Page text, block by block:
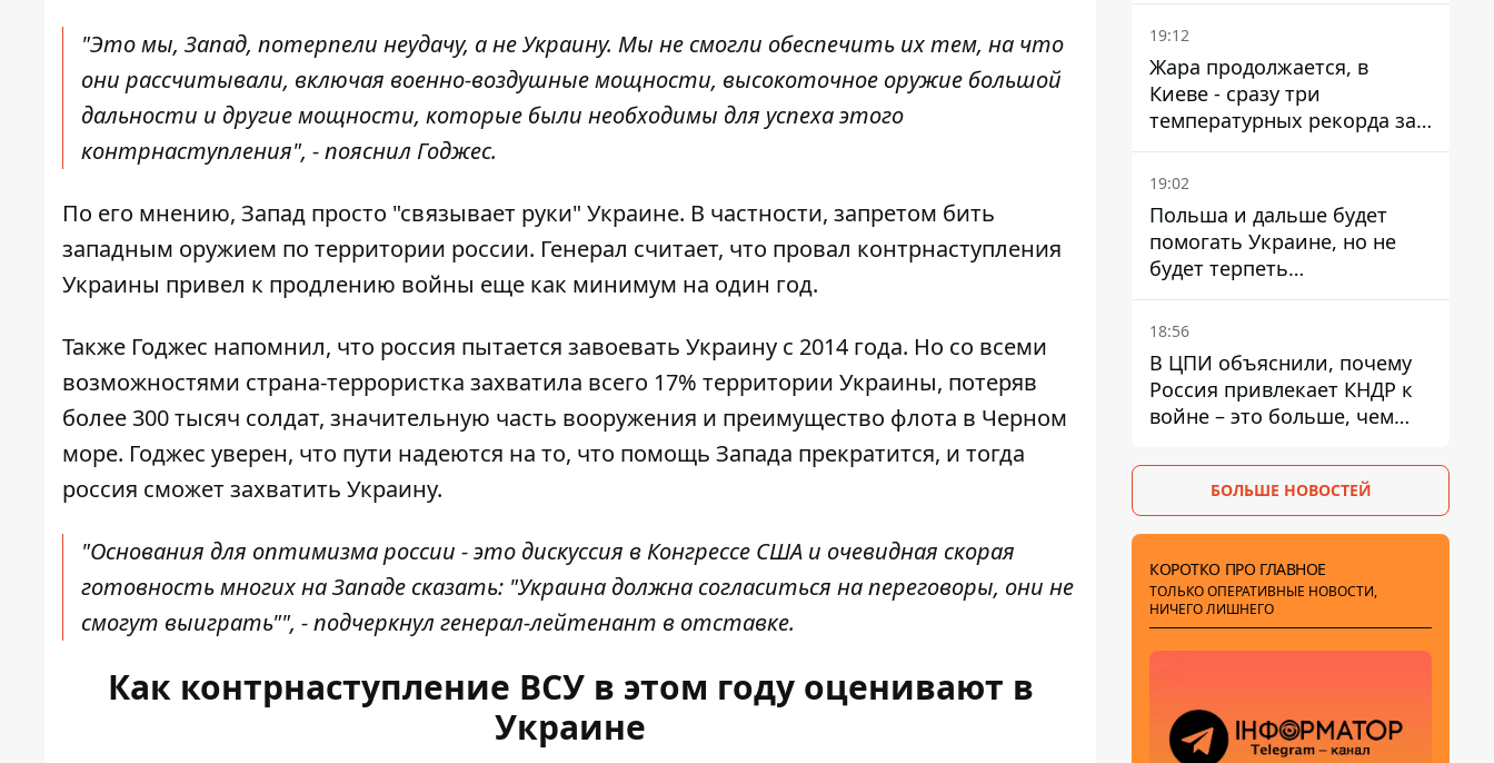
"Это мы, Запад, потерпели неудачу, а не Украину. Мы не смогли обеспечить их тем, на что
они рассчитывали, включая военно-воздушные мощности, высокоточное оружие большой
дальности и другие мощности, которые были необходимы для успеха этого
контрнаступления", - пояснил Годжес.
По его мнению, Запад просто "связывает руки" Украине. В частности, запретом бить
западным оружием по территории россии. Генерал считает, что провал контрнаступления
Украины привел к продлению войны еще как минимум на один год.
Также Годжес напомнил, что россия пытается завоевать Украину с 2014 года. Но со всеми
возможностями страна-террористка захватила всего 17% территории Украины, потеряв
более 300 тысяч солдат, значительную часть вооружения и преимущество флота в Черном
море. Годжес уверен, что пути надеются на то, что помощь Запада прекратится, и тогда
россия сможет захватить Украину.
"Основания для оптимизма россии - это дискуссия в Конгрессе США и очевидная скорая
готовность многих на Западе сказать: "Украина должна согласиться на переговоры, они не
смогут выиграть"", - подчеркнул генерал-лейтенант в отставке.
Как контрнаступление ВСУ в этом году оценивают в
Украине
19:12
Жара продолжается, в
Киеве - сразу три
температурных рекорда за
день
19:02
Польша и дальше будет
помогать Украине, но не
будет терпеть
"бандеровскую символику" -
Навроцкий
18:56
В ЦПИ объяснили, почему
Россия привлекает КНДР к
войне – это больше, чем
БОЛЬШЕ НОВОСТЕЙ
КОРОТКО ПРО ГЛАВНОЕ
ТОЛЬКО ОПЕРАТИВНЫЕ НОВОСТИ,
НИЧЕГО ЛИШНЕГО